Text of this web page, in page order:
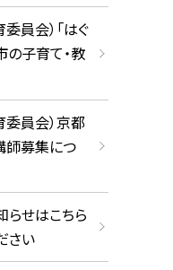
員会）「はぐ
の子育て・教
員会）京都
師募集につ
せはこちら
さい